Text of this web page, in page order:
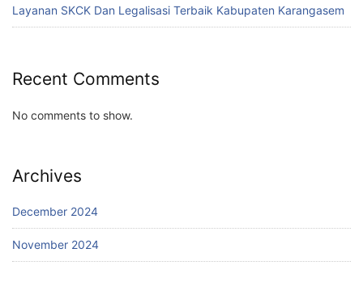
Layanan SKCK Dan Legalisasi Terbaik Kabupaten Karangasem
Recent Comments
No comments to show.
Archives
December 2024
November 2024